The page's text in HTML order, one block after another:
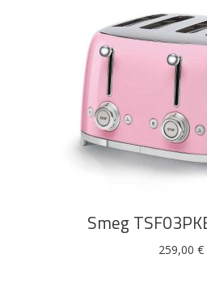
DODAJ U
Smeg
259,00 €